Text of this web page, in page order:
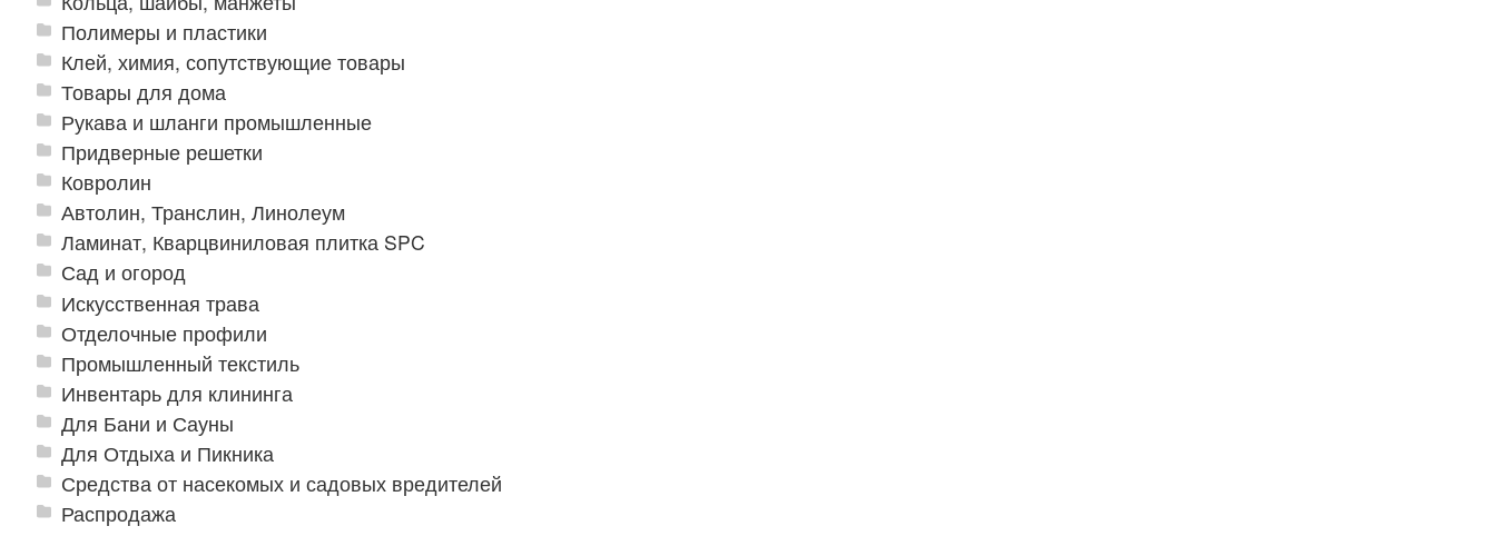
Полимеры и пластики
Клей, химия, сопутствующие товары
Товары для дома
Рукава и шланги промышленные
Придверные решетки
Ковролин
Автолин, Транслин, Линолеум
Ламинат, Кварцвиниловая плитка SPC
Сад и огород
Искусственная трава
Отделочные профили
Промышленный текстиль
Инвентарь для клининга
Для Бани и Сауны
Для Отдыха и Пикника
Средства от насекомых и садовых вредителей
Распродажа